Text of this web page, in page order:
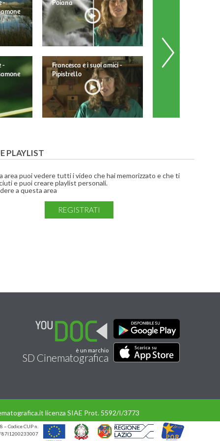
-
-
Poiana
Francesca e i suoi amici -
Pipistrello
Francesca e i suoi
PLAYLIST
area puoi vedere tutti i video che hai memorizzato e che ti
e puoi creare playlist personali.
a questa area
REGISTRATI
è un marchio
SD Cinematografica
licenza SIAE Prot. 5592/I/3773
– Codice CUP n.